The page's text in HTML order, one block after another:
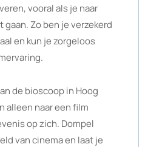
vooral als je naar
Zo ben je verzekerd
en kun je zorgeloos
de bioscoop in Hoog
alleen naar een film
op zich. Dompel
van cinema en laat je